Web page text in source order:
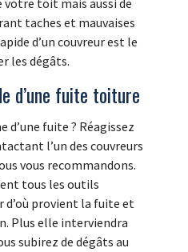
votre toit mais aussi de
taches et mauvaises
d’un couvreur est le
les dégâts.
d’une fuite toiture
fuite ? Réagissez
l’un des couvreurs
vous recommandons.
tous les outils
d’où provient la fuite et
Plus elle interviendra
subirez de dégâts au